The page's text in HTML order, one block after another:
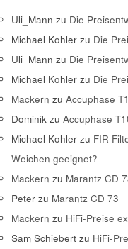
Uli_Mann zu Die
Michael Kohler zu Die
Uli_Mann zu Die
Michael Kohler zu Die
Mackern zu Accuphase
Dominik zu Accuphase
Michael Kohler zu FIR
Weichen geeignet?
Mackern zu Marantz CD
Peter zu Marantz CD 73
Mackern zu HiFi-Preise
Sam Schiebert zu HiFi-